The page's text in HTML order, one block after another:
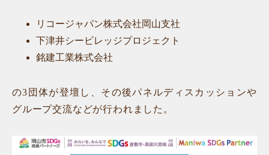
リコージャパン株式会社岡山支社
下津井シービレッジプロジェクト
銘建工業株式会社
の3団体が登壇し、その後パネルディスカッションや
グループ交流などが行われました。